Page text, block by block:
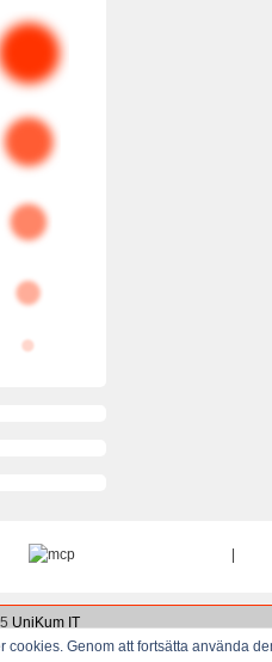
UniKum IT
cookies. Genom att fortsätta använda